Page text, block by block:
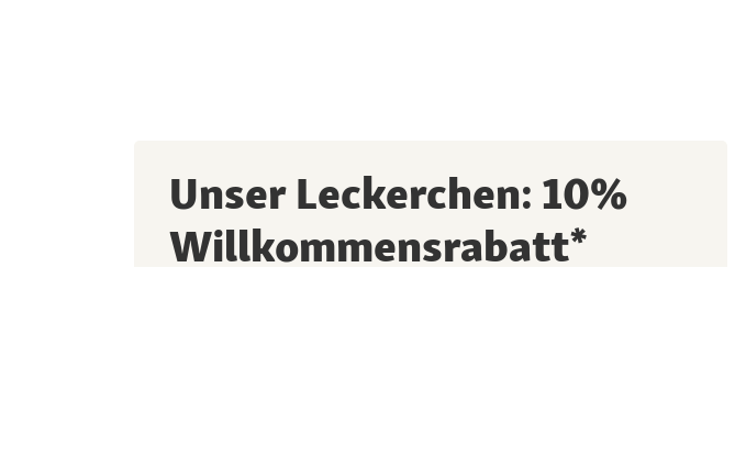
Unser Leckerchen: 10%
Willkommensrabatt*